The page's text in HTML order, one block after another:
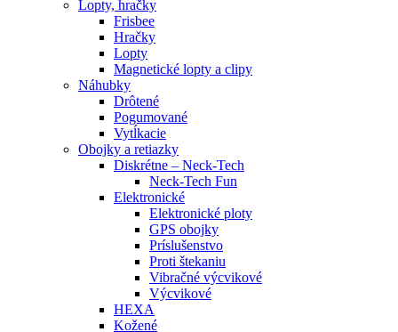
Lopty, hračky
Frisbee
Hračky
Lopty
Magnetické lopty a clipy
Náhubky
Drôtené
Pogumované
Vytĺkacie
Obojky a retiazky
Diskrétne – Neck-Tech
Neck-Tech Fun
Elektronické
Elektronické ploty
GPS obojky
Príslušenstvo
Proti štekaniu
Vibračné výcvikové
Výcvikové
HEXA
Kožené